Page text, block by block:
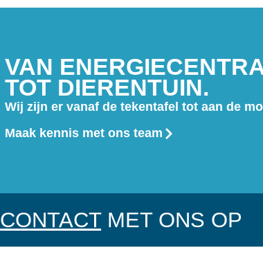
VAN
TOT DIERENTUIN.
Wij zijn er vanaf de tekentafel tot aan de
Maak kennis met ons team
CONTACTMET ONS OP